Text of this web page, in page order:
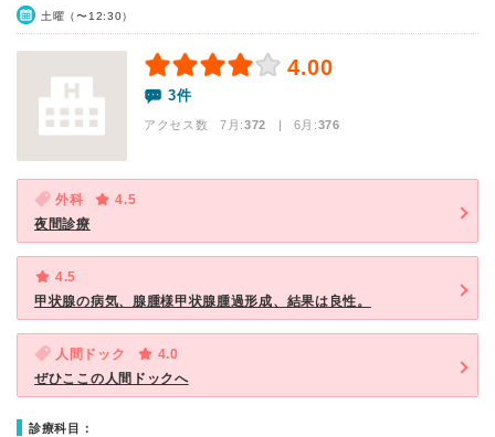
土曜（〜12:30）
4.00
3件
アクセス数 7月:372 | 6月:376
外科
4.5
夜間診療
4.5
甲状腺の病気、腺腫様甲状腺腫過形成、結果は良性。
人間ドック
4.0
ぜひここの人間ドックへ
診療科目：